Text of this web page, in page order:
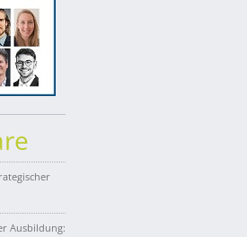
Ausbildung: